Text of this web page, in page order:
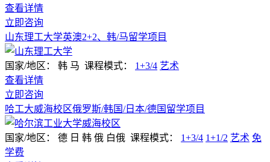
查看详情
立即咨询
山东理工大学英澳2+2、韩/马留学项目
国家/地区： 韩 马 课程模式： 1+3/4 艺术
查看详情
立即咨询
哈工大威海校区俄罗斯/韩国/日本/德国留学项目
国家/地区： 德 日 韩 俄 白俄 课程模式： 1+3/4 1+1/2 艺术 免
学费